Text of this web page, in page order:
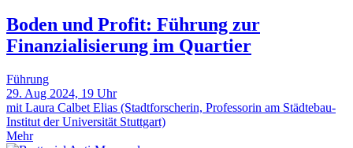
Boden und Profit: Führung zur
Finanzialisierung im Quartier
Führung
29. Aug 2024, 19 Uhr
mit Laura Calbet Elias (Stadtforscherin, Professorin am Städtebau-
Institut der Universität Stuttgart)
Mehr